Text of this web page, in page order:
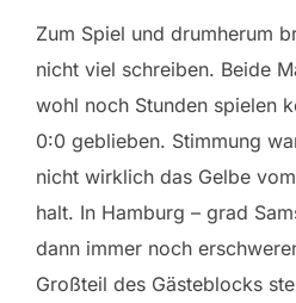
Zum Spiel und drumherum
nicht viel schreiben. Beide
wohl noch Stunden spielen
0:0 geblieben. Stimmung
nicht wirklich das Gelbe
halt. In Hamburg – grad
dann immer noch
Großteil des Gästeblocks